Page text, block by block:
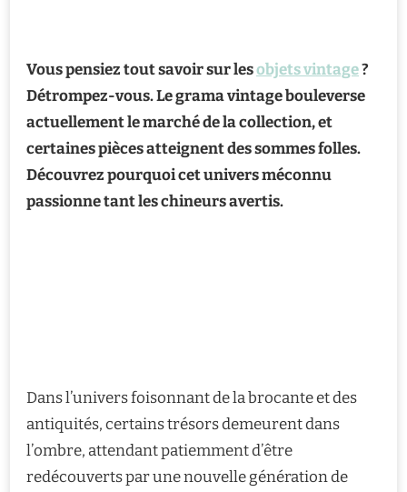
Vous pensiez tout savoir sur lesobjets vintage?
Détrompez-vous. Le grama vintage bouleverse
actuellement le marché de la collection, et
certaines pièces atteignent des sommes folles.
Découvrez pourquoi cet univers méconnu
passionne tant les chineurs avertis.
Dans l’univers foisonnant de la brocante et des
antiquités, certains trésors demeurent dans
l’ombre, attendant patiemment d’être
redécouverts par une nouvelle génération de